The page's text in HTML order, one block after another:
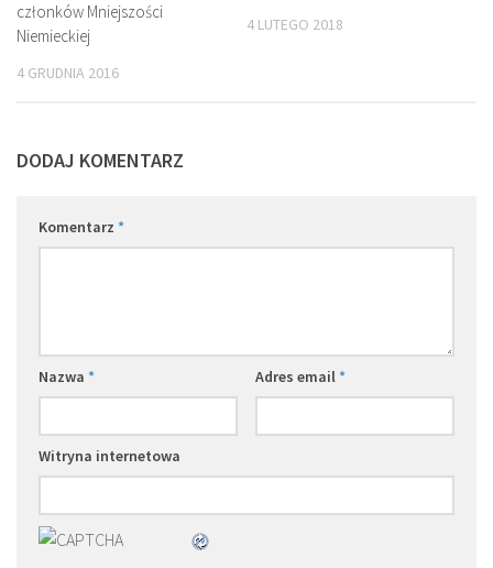
członków Mniejszości
Niemieckiej
4 GRUDNIA 2016
4 LUTEGO 2018
DODAJ KOMENTARZ
Komentarz *
Nazwa * Adres email*
Witryna internetowa